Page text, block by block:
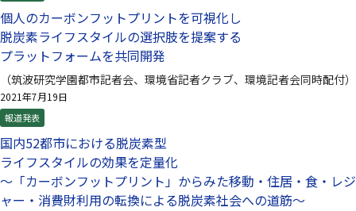
個人のカーボンフットプリントを可視化し
脱炭素ライフスタイルの選択肢を提案する
プラットフォームを共同開発
（筑波研究学園都市記者会、環境省記者クラブ、環境記者会同時配付）
2021年7月19日
報道発表
国内52都市における脱炭素型
ライフスタイルの効果を定量化
～「カーボンフットプリント」からみた移動・住居・食・レジ
ャー・消費財利用の転換による脱炭素社会への道筋～